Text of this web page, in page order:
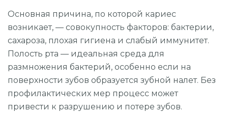
Основная причина, по которой кариес
возникает, — совокупность факторов: бактерии,
сахароза, плохая гигиена и слабый иммунитет.
Полость рта — идеальная среда для
размножения бактерий, особенно если на
поверхности зубов образуется зубной налет. Без
профилактических мер процесс может
привести к разрушению и потере зубов.